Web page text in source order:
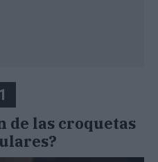
1
de las croquetas